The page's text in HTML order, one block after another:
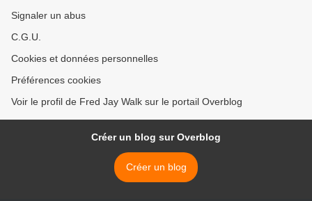
Signaler un abus
C.G.U.
Cookies et données personnelles
Préférences cookies
Voir le profil de Fred Jay Walk sur le portail Overblog
Créer un blog sur Overblog
Créer un blog